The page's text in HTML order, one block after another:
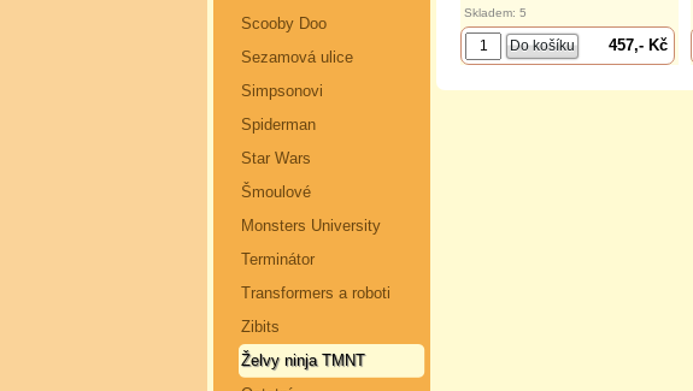
Scooby Doo
Sezamová ulice
Simpsonovi
Spiderman
Star Wars
Šmoulové
Monsters University
Terminátor
Transformers a roboti
Zibits
Želvy ninja TMNT
Skladem: 5
457,- Kč